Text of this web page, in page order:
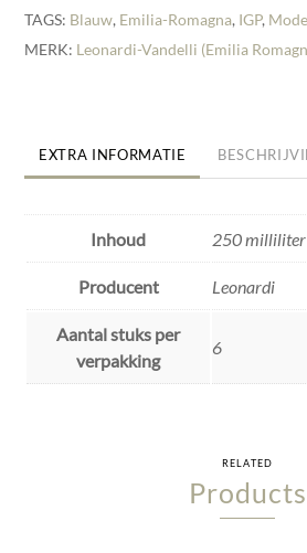
TAGS: Blauw, Emilia-Romagna, IGP,
MERK: Leonardi-Vandelli (Emilia
EXTRA INFORMATIE
Inhoud 250 milliliter
Producent Leonardi
Aantal stuks per
verpakking
6
RELATED
Products